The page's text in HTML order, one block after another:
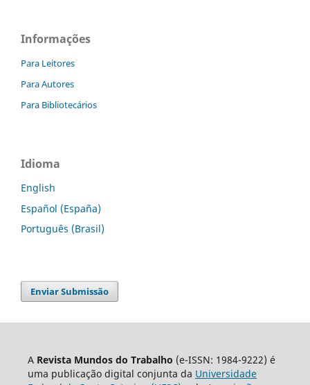
Informações
Para Leitores
Para Autores
Para Bibliotecários
Idioma
English
Español (España)
Português (Brasil)
Enviar Submissão
A Revista Mundos do Trabalho (e-ISSN: 1984-9222) é
uma publicação digital conjunta da Universidade